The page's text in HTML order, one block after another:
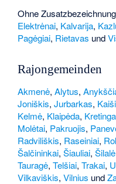
Ohne
Elektrėnai, Kalvarija,
Pagėgiai, Rietavas und
Rajongemeinden
Akmenė,Alytus,
Joniškis,Jurbarkas,
Kelmė, Klaipėda, Kretinga
Molėtai, Pakruojis,
Radviliškis, Raseiniai,
Šalčininkai,Šiauliai,Šilalė
Tauragė,Telšiai,Trakai,
Vilkaviškis,Vilnius und